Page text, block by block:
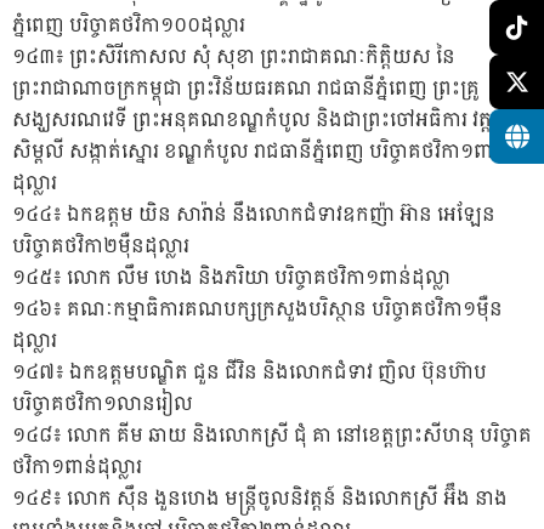
ភ្នំពេញ បរិច្ចាគថវិកា១០០ដុល្លារ
១៤៣៖ ព្រះសិរីកោសល សុំ សុខា ព្រះរាជាគណៈកិត្តិយស នៃ
ព្រះរាជាណាចក្រកម្ពុជា ព្រះវិន័យធរគណ រាជធានីភ្នំពេញ ព្រះគ្រូ
សង្ឃសរណវេទី ព្រះអនុគណខណ្ឌកំបូល និងជាព្រះចៅអធិការ វត្តភ្នៀត
សិម្ពលី សង្កាត់ស្នោរ ខណ្ឌកំបូល រាជធានីភ្នំពេញ បរិច្ចាគថវិកា១ពាន់
ដុល្លារ
១៤៤៖ ឯកឧត្តម យិន សារ៉ាន់ នឹងលោកជំទាវឧកញ៉ា អ៊ាន អេឡែន
បរិច្ចាគថវិកា២ម៉ឺនដុល្លារ
១៤៥៖ លោក លឹម ហេង និងភរិយា បរិច្ចាគថវិកា១ពាន់ដុល្លា
១៤៦៖ គណៈកម្មាធិការគណបក្សក្រសួងបរិស្ថាន បរិច្ចាគថវិកា១ម៉ឺន
ដុល្លារ
១៤៧៖ ឯកឧត្តមបណ្ឌិត ជួន ជីវិន និងលោកជំទាវ ញិល ប៊ុនហ៊ាប
បរិច្ចាគថវិកា១លានរៀល
១៤៨៖ លោក គីម ឆាយ និងលោកស្រី ជុំ គា នៅខេត្តព្រះសីហនុ បរិច្ចាគ
ថវិកា១ពាន់ដុល្លារ
១៤៩៖ លោក ស៊ឹន ងួនហេង មន្ត្រីចូលនិវត្តន៍ និងលោកស្រី អ៊ឹង នាង